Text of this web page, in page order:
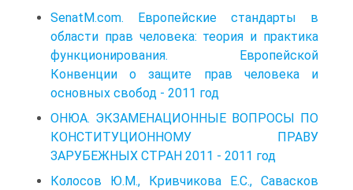
SenatM.com. Европейские стандарты в
области прав человека: теория и практика
функционирования. Европейской
Конвенции о защите прав человека и
основных свобод - 2011 год
ОНЮА. ЭКЗАМЕНАЦИОННЫЕ ВОПРОСЫ ПО
КОНСТИТУЦИОННОМУ ПРАВУ
ЗАРУБЕЖНЫХ СТРАН 2011 - 2011 год
Колосов Ю.М., Кривчикова Е.С., Савасков